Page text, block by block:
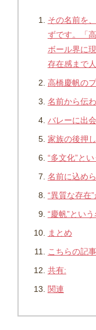
その名前を
ずです。「
ボール界に
存在感まで
高橋慶帆の
名前から伝
バレーに出
家族の後押
“多文化”と
名前に込め
“異質な存在
“慶帆”とい
まとめ
こちらの記
共有:
関連